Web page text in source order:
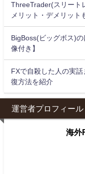
ThreeTrader(スリート
メリット・デメリット
BigBoss(ビッグボス)
像付き】
FXで自殺した人の実
復方法を紹介
運営者プロフィール
海外